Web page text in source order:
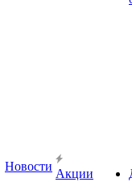
Новости
Акции